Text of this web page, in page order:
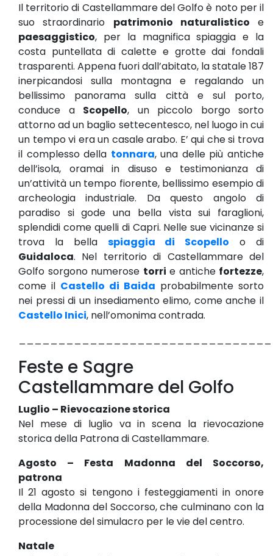
Il territorio di Castellammare del Golfo è noto per il
suo straordinario patrimonio naturalistico e
paesaggistico, per la magnifica spiaggia e la
costa puntellata di calette e grotte dai fondali
trasparenti. Appena fuori dall’abitato, la statale 187
inerpicandosi sulla montagna e regalando un
bellissimo panorama sulla città e sul porto,
conduce a Scopello, un piccolo borgo sorto
attorno ad un baglio settecentesco, nel luogo in cui
un tempo vi era un casale arabo. E’ qui che si trova
il complesso della tonnara, una delle più antiche
dell’isola, oramai in disuso e testimonianza di
un’attività un tempo fiorente, bellissimo esempio di
archeologia industriale. Da questo angolo di
paradiso si gode una bella vista sui faraglioni,
splendidi come quelli di Capri. Nelle sue vicinanze si
trova la bella spiaggia di Scopello o di
Guidaloca. Nel territorio di Castellammare del
Golfo sorgono numerose torri e antiche fortezze,
come il Castello di Baida probabilmente sorto
nei pressi di un insediamento elimo, come anche il
Castello Inici, nell’omonima contrada.
Feste e Sagre
Castellammare del Golfo
Luglio – Rievocazione storica
Nel mese di luglio va in scena la rievocazione
storica della Patrona di Castellammare.
Agosto – Festa Madonna del Soccorso,
patrona
Il 21 agosto si tengono i festeggiamenti in onore
della Madonna del Soccorso, che culminano con la
processione del simulacro per le vie del centro.
Natale